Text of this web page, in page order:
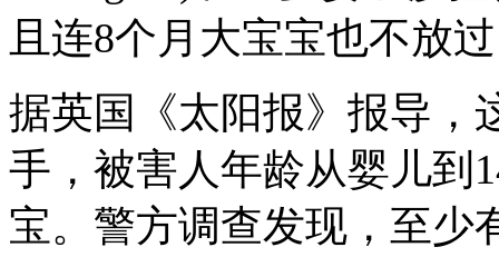
且连8个月大宝宝也不放
据英国《太阳报》报导，
手，被害人年龄从婴儿到
宝。警方调查发现，至少